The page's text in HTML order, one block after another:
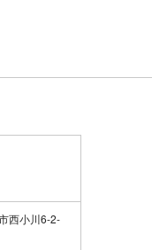
西小川6-2-